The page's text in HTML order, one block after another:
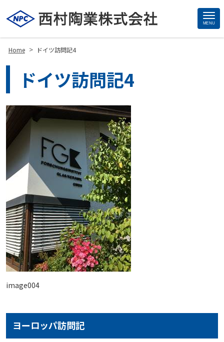
MENU
Home > ドイツ訪問記4
ドイツ訪問記4
image004
ヨーロッパ訪問記
Site
Footer